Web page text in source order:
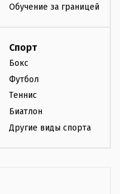
Обучение за границей
Спорт
Бокс
Футбол
Теннис
Биатлон
Другие виды спорта